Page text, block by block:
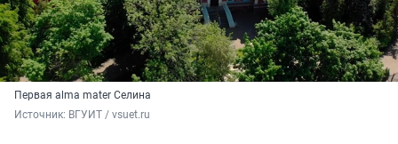
Первая alma mater Селина
Источник: ВГУИТ / vsuet.ru